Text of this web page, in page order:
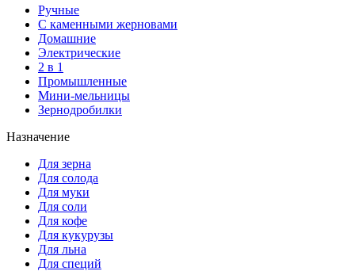
Ручные
С каменными жерновами
Домашние
Электрические
2 в 1
Промышленные
Мини-мельницы
Зернодробилки
Назначение
Для зерна
Для солода
Для муки
Для соли
Для кофе
Для кукурузы
Для льна
Для специй